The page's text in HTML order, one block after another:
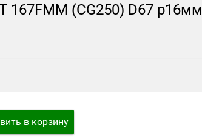
(CG250) D67 р16мм
в корзину